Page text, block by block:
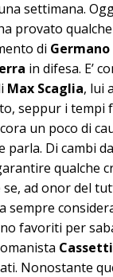
settimana.
provato
di Germano
in difesa. E’
Max Scaglia, lui
seppur i tempi
un poco di
parla. Di cambi
qualche
se, ad onor del
sempre
favoriti per
Cassetti
Nonostante